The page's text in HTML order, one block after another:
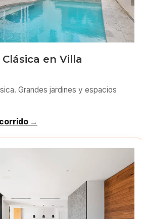
en Villa
Grandes jardines y espacios
→